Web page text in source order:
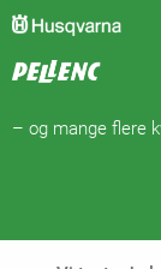
– og mange flere